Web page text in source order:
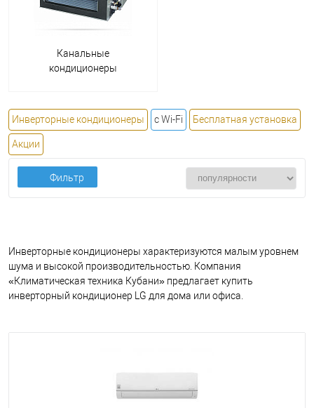
Канальные
кондиционеры
Инверторные кондиционеры с Wi-Fi Бесплатная установка
Акции
Фильтр
Инверторные кондиционеры характеризуются малым уровнем
шума и высокой производительностью. Компания
«Климатическая техника Кубани» предлагает купить
инверторный кондиционер LG для дома или офиса.